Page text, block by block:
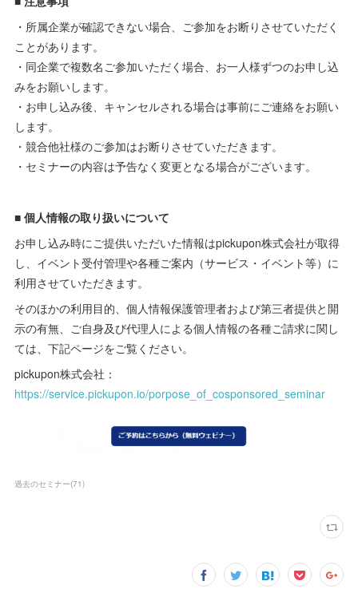
・所属企業が確認できない場合、ご参加をお断りさせていただく
ことがあります。
・同企業で複数名ご参加いただく場合、お一人様ずつのお申し込
みをお願いします。
・お申し込み後、キャンセルされる場合は事前にご連絡をお願い
します。
・競合他社様のご参加はお断りさせていただきます。
・セミナーの内容は予告なく変更となる場合がございます。
■ 個人情報の取り扱いについて
お申し込み時にご提供いただいた情報はpickupon株式会社が取得
し、イベント受付管理や各種ご案内（サービス・イベント等）に
利用させていただきます。
そのほかの利用目的、個人情報保護管理者および第三者提供と開
示の有無、ご自身及び代理人による個人情報の各種ご請求に関し
ては、下記ページをご覧ください。
pickupon株式会社：
https://service.pickupon.io/porpose_of_cosponsored_seminar
過去のセミナー(71)